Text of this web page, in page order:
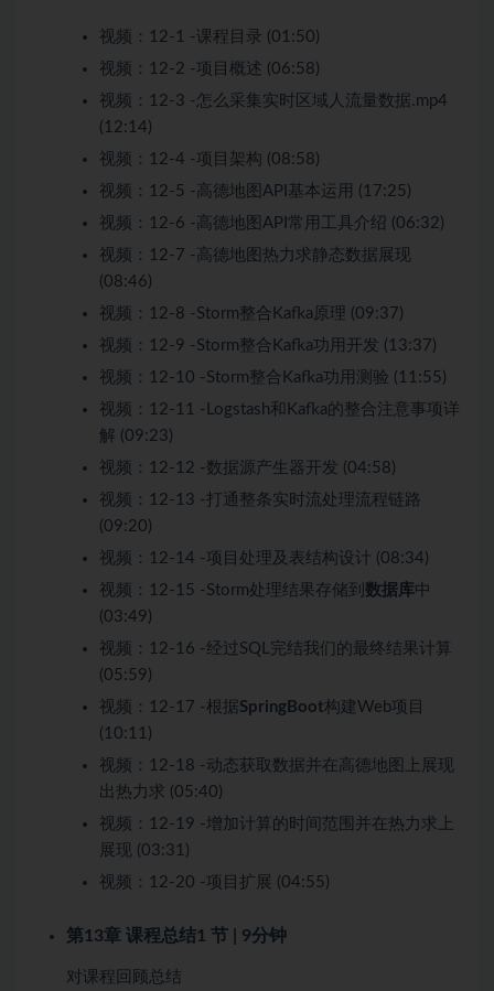
视频： 12-1 -课程目录 (01:50)
视频： 12-2 -项目概述 (06:58)
视频： 12-3 -怎么采集实时区域人流量数据.mp4
(12:14)
视频： 12-4 -项目架构 (08:58)
视频： 12-5 -高德地图API基本运用 (17:25)
视频： 12-6 -高德地图API常用工具介绍 (06:32)
视频： 12-7 -高德地图热力求静态数据展现
(08:46)
视频： 12-8 -Storm整合Kafka原理 (09:37)
视频： 12-9 -Storm整合Kafka功用开发 (13:37)
视频： 12-10 -Storm整合Kafka功用测验 (11:55)
视频： 12-11 -Logstash和Kafka的整合注意事项详
解 (09:23)
视频： 12-12 -数据源产生器开发 (04:58)
视频： 12-13 -打通整条实时流处理流程链路
(09:20)
视频： 12-14 -项目处理及表结构设计 (08:34)
视频： 12-15 -Storm处理结果存储到 数据库中
(03:49)
视频： 12-16 -经过SQL完结我们的最终结果计算
(05:59)
视频： 12-17 -根据SpringBoot构建Web项目
(10:11)
视频： 12-18 -动态获取数据并在高德地图上展现
出热力求 (05:40)
视频： 12-19 -增加计算的时间范围并在热力求上
展现 (03:31)
视频： 12-20 -项目扩展 (04:55)
第13章 课程总结1 节 | 9分钟
对课程回顾总结